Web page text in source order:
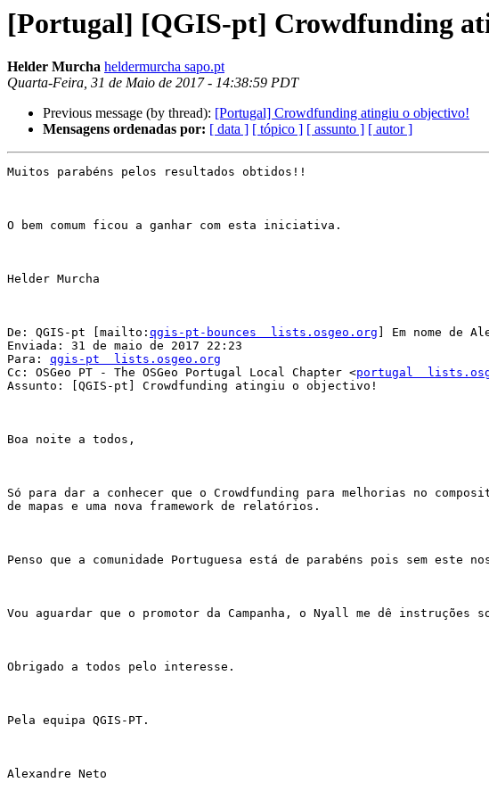
[Portugal] [QGIS-pt] Crowdfunding
Helder Murcha heldermurcha sapo.pt
Quarta-Feira, 31 de Maio de 2017 - 14:38:59 PDT
Previous message (by thread): [Portugal] Crowdfunding atingiu o objectivo!
Mensagens ordenadas por: [ data ] [ tópico ] [ assunto ] [ autor ]
Muitos parabéns pelos resultados obtidos!!
O bem comum ficou a ganhar com esta iniciativa.
Helder Murcha
De: QGIS-pt [mailto: qgis-pt-bounces  lists.osgeo.org ] Em nome de
Enviada: 31 de maio de 2017 22:23
Para: qgis-pt  lists.osgeo.org
Cc: OSGeo PT - The OSGeo Portugal Local Chapter <portugal
Assunto: [QGIS-pt] Crowdfunding atingiu o objectivo!
Boa noite a todos,
Só para dar a conhecer que o Crowdfunding para melhorias no
de mapas e uma nova framework de relatórios.
Penso que a comunidade Portuguesa está de parabéns pois sem
Vou aguardar que o promotor da Campanha, o Nyall me dê instruções
Obrigado a todos pelo interesse.
Pela equipa QGIS-PT.
Alexandre Neto